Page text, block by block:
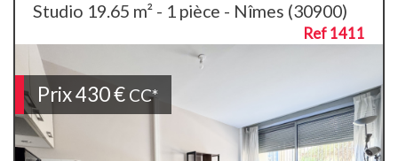
Studio 19.65 m² - 1 pièce - Nîmes (30900)
Ref 1411
Prix430 € CC*